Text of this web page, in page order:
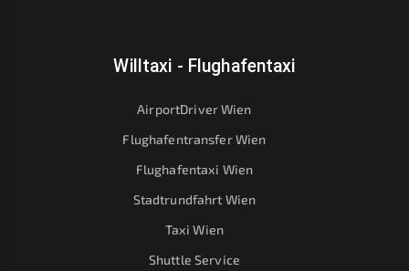
Willtaxi - Flughafentaxi
AirportDriver Wien
Flughafentransfer Wien
Flughafentaxi Wien
Stadtrundfahrt Wien
Taxi Wien
Shuttle Service